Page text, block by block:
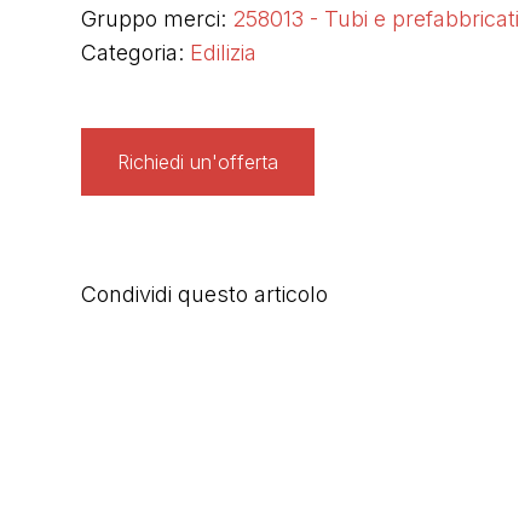
Gruppo merci: 258013 - Tubi e prefabbricati
Categoria: Edilizia
Richiedi un'offerta
Condividi questo articolo